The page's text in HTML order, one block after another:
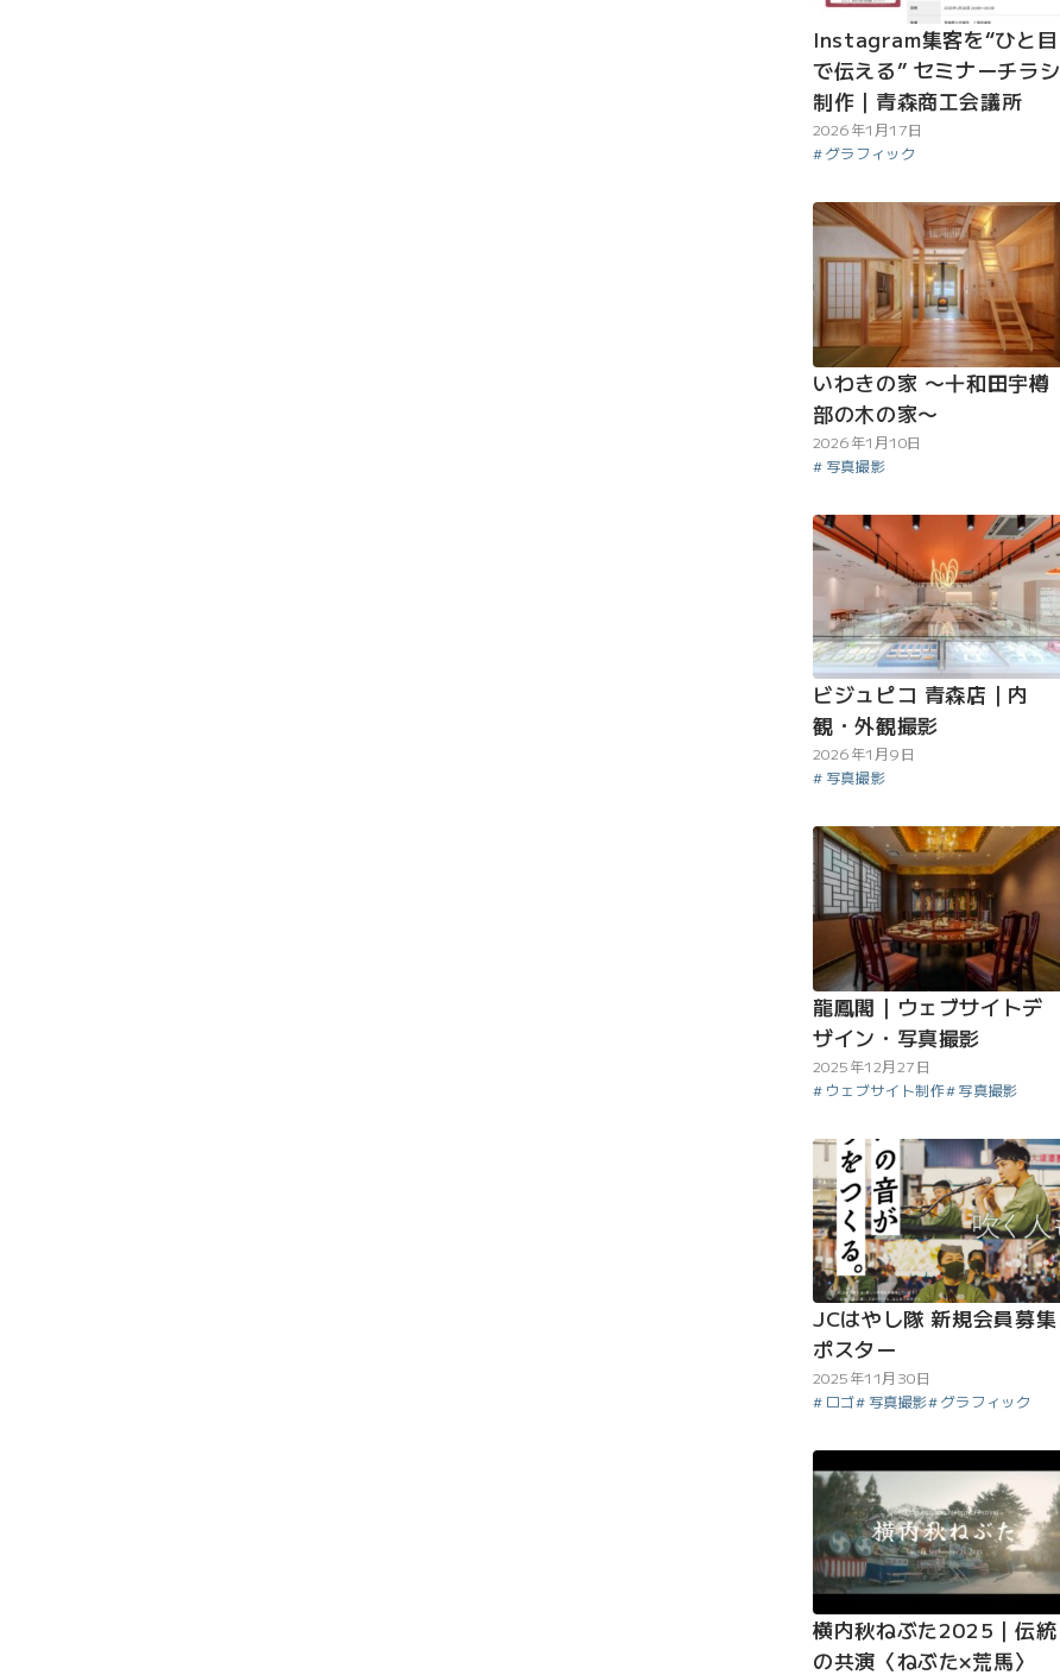
Instagram集客を“ひと目
で伝える” セミナーチラシ
制作｜青森商工会議所
2026年1月17日
グラフィック
いわきの家 〜十和田宇樽
部の木の家〜
2026年1月10日
写真撮影
ビジュピコ 青森店｜内
観・外観撮影
2026年1月9日
写真撮影
龍鳳閣｜ウェブサイトデ
ザイン・写真撮影
2025年12月27日
ウェブサイト制作
写真撮影
JCはやし隊 新規会員募集
ポスター
2025年11月30日
ロゴ
写真撮影 グラフィック
横内秋ねぶた2025｜伝統
の共演〈ねぶた×荒馬〉